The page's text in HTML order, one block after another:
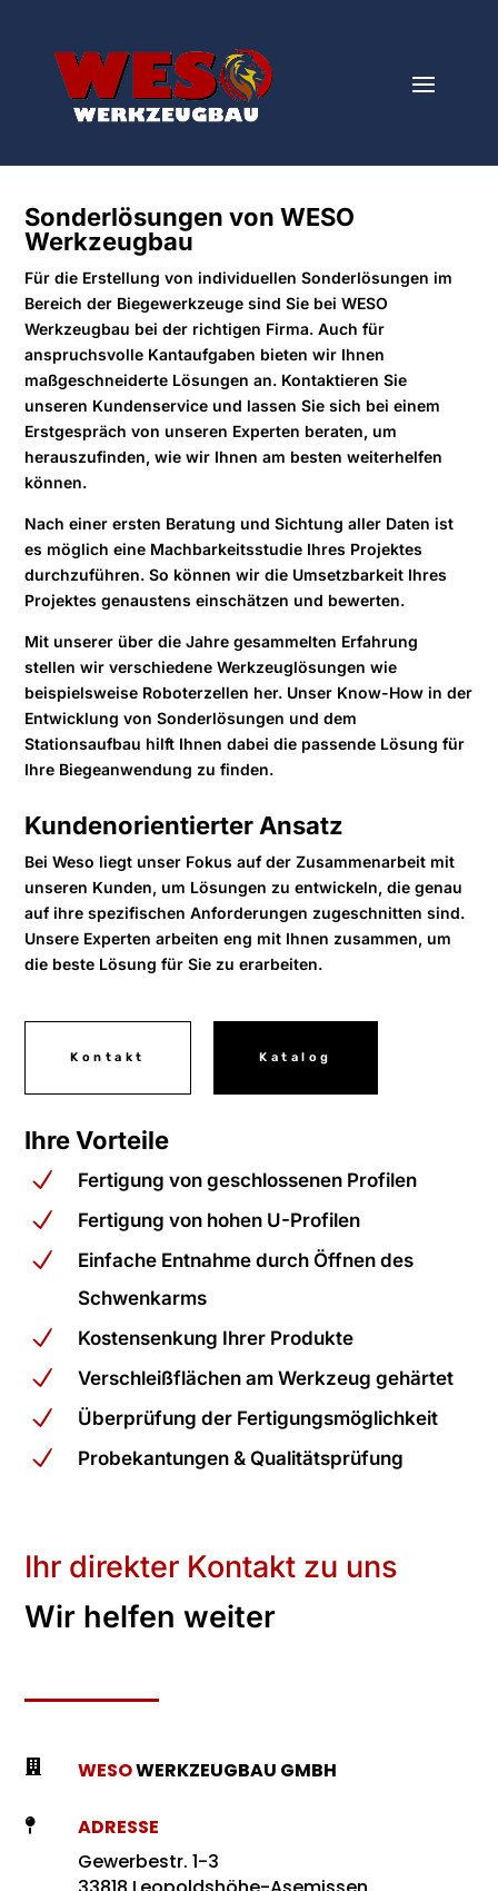
Sonderlösungen von WESO
Werkzeugbau
Für die Erstellung von individuellen Sonderlösungen im
Bereich der Biegewerkzeuge sind Sie bei WESO
Werkzeugbau bei der richtigen Firma. Auch für
anspruchsvolle Kantaufgaben bieten wir Ihnen
maßgeschneiderte Lösungen an. Kontaktieren Sie
unseren Kundenservice und lassen Sie sich bei einem
Erstgespräch von unseren Experten beraten, um
herauszufinden, wie wir Ihnen am besten weiterhelfen
können.
Nach einer ersten Beratung und Sichtung aller Daten ist
es möglich eine Machbarkeitsstudie Ihres Projektes
durchzuführen. So können wir die Umsetzbarkeit Ihres
Projektes genaustens einschätzen und bewerten.
Mit unserer über die Jahre gesammelten Erfahrung
stellen wir verschiedene Werkzeuglösungen wie
beispielsweise Roboterzellen her. Unser Know-How in der
Entwicklung von Sonderlösungen und dem
Stationsaufbau hilft Ihnen dabei die passende Lösung für
Ihre Biegeanwendung zu finden.
Kundenorientierter Ansatz
Bei Weso liegt unser Fokus auf der Zusammenarbeit mit
unseren Kunden, um Lösungen zu entwickeln, die genau
auf ihre spezifischen Anforderungen zugeschnitten sind.
Unsere Experten arbeiten eng mit Ihnen zusammen, um
die beste Lösung für Sie zu erarbeiten.
Kontakt Katalog
Ihre Vorteile
Fertigung von geschlossenen Profilen
Fertigung von hohen U-Profilen
Einfache Entnahme durch Öffnen des
Schwenkarms
Kostensenkung Ihrer Produkte
Verschleißflächen am Werkzeug gehärtet
Überprüfung der Fertigungsmöglichkeit
Probekantungen & Qualitätsprüfung
Ihr direkter Kontakt zu uns
Wir helfen weiter
 WESOWERKZEUGBAU GMBH

ADRESSE
Gewerbestr. 1-3